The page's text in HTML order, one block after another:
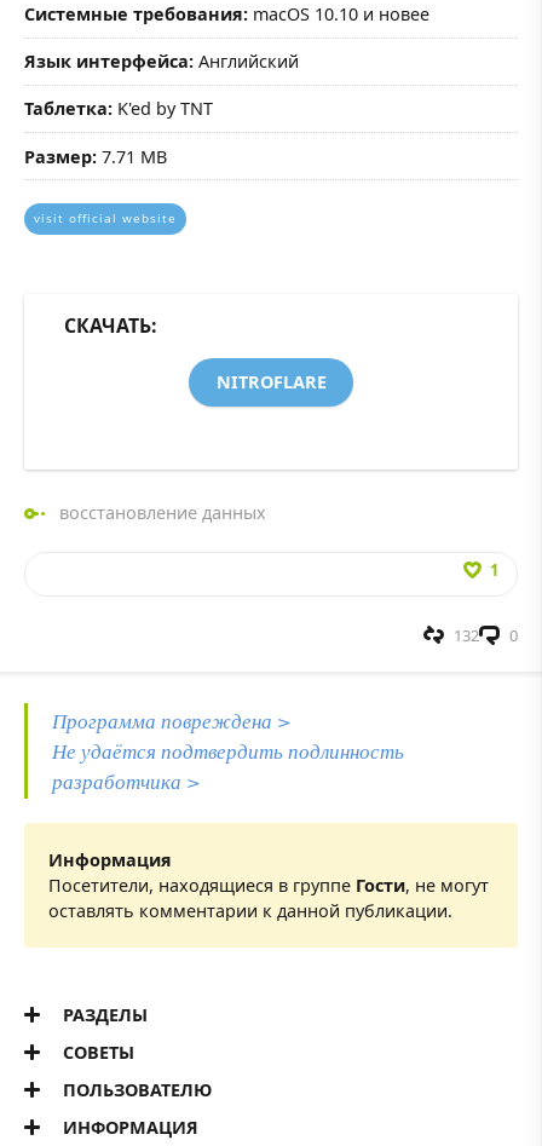
Системные требования: macOS 10.10 и новее
Язык интерфейса: Английский
Таблетка: K'ed by TNT
Размер: 7.71 MB
visit official website
СКАЧАТЬ:
NITROFLARE
восстановление данных
1
0
132
Программа повреждена >
Не удаётся подтвердить подлинность
разработчика >
Информация
Посетители, находящиеся в группе Гости, не могут
оставлять комментарии к данной публикации.
РАЗДЕЛЫ
СОВЕТЫ
ПОЛЬЗОВАТЕЛЮ
ИНФОРМАЦИЯ